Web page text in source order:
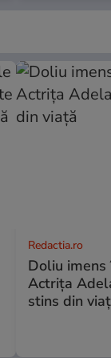
Redactia.ro
Doliu
Actrița
stins din